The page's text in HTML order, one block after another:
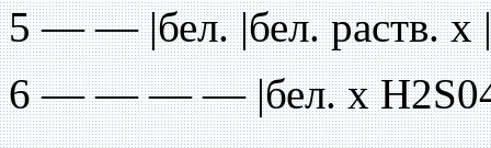
5 — — |бел. |бел. раств. х
6 — — — — |бел. х